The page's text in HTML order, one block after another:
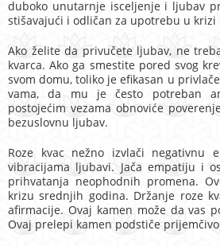
duboko unutarnje isceljenje i ljubav
stišavajući i odličan za upotrebu u
Ako želite da privučete ljubav, ne
kvarca. Ako ga smestite pored svog
svom domu, toliko je efikasan u
vama, da mu je često potreban
postojećim vezama obnoviće
bezuslovnu ljubav.
Roze kvac nežno izvlači negativnu
vibracijama ljubavi. Jača empatiju i
prihvatanja neophodnih promena.
krizu srednjih godina. Držanje roze
afirmacije. Ovaj kamen može da vas
Ovaj prelepi kamen podstiče